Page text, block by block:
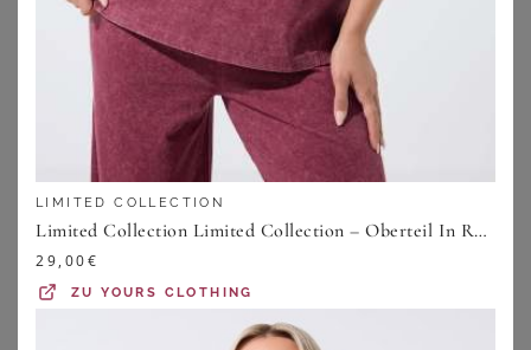
BONPRIX
49,99 €
BONPRIX
LIMITED COLLECTION
Limited Collection Limited Collection – Oberteil In Rot Mit Acidwaschung Und Nahtdetailsize 42
29,00€
ZUYOURS CLOTHING